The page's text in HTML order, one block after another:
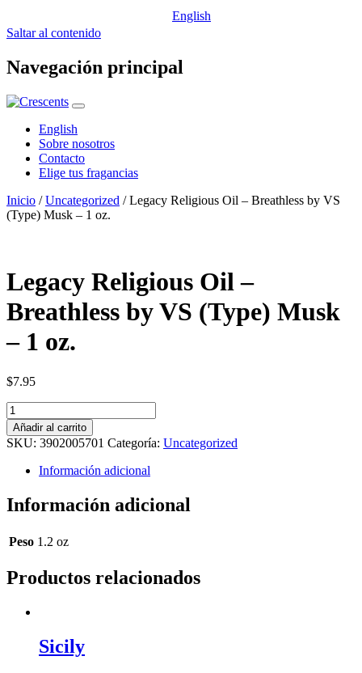
English
Saltar al contenido
Navegación principal
English
Sobre nosotros
Contacto
Elige tus fragancias
Inicio /Uncategorized / Legacy Religious Oil – Breathless by VS
(Type) Musk – 1 oz.
Legacy Religious Oil –
Breathless by VS (Type) Musk
– 1 oz.
$7.95
Legacy
Religious
Oil
-
Breathless
VS
(Type)
-
oz.
cantidad
Añadir al carrito
SKU: 3902005701 Categoría: Uncategorized
Información adicional
Información adicional
Peso 1.2 oz
Productos relacionados
Sicily